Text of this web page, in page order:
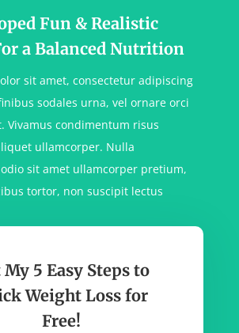
Fun & Realistic
a Balanced Nutrition
sit amet, consectetur adipiscing
sodales urna, vel ornare orci
Vivamus condimentum risus
ullamcorper. Nulla
sit amet ullamcorper pretium,
tortor, non suscipit lectus
My 5 Easy Steps to
Weight Loss for
Free!